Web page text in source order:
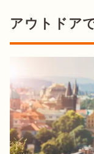
アウトドア